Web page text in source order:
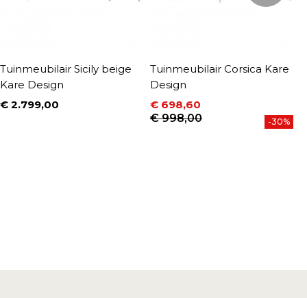
Tuinmeubilair Sicily beige
Kare Design
Prijs
€ 2.799,00
Tuinmeubilair Corsica Kare
Design
Prijs
€ 698,60
Normale prijs
€ 998,00 -30%